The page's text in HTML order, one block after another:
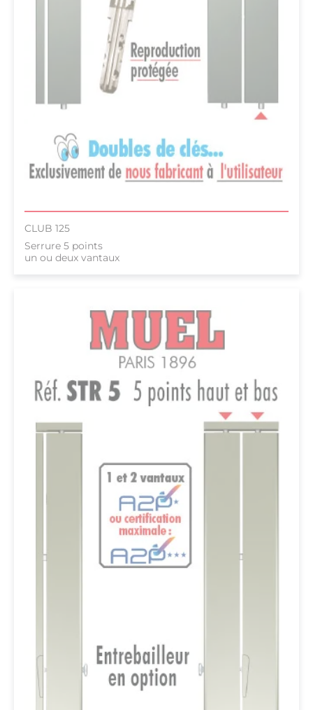
CLUB 125
Serrure 5 points
un ou deux vantaux